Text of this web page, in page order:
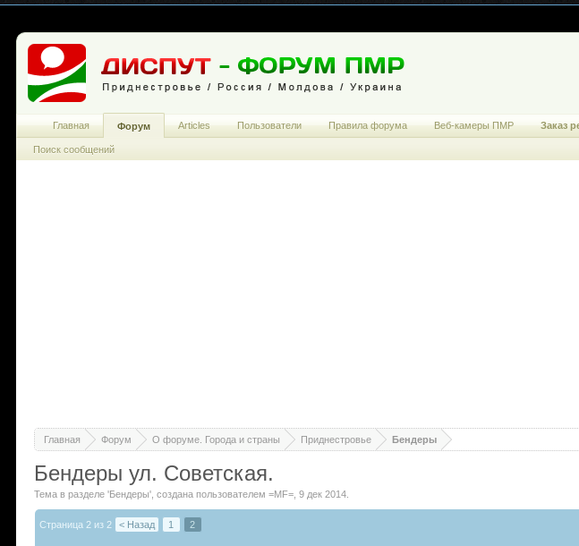
Главная Форум О форуме. Города и страны Приднестровье Бендеры
Бендеры ул. Советская.
Тема в разделе 'Бендеры' , создана пользователем=MF= ,9 дек 2014
Страница 2 из 2 < Назад 1 2
Главная Форум
Поиск сообщений
Articles Пользователи Правила форума Веб-камеры ПМР Заказ